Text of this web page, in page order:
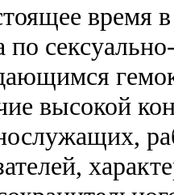
время
по
высокой